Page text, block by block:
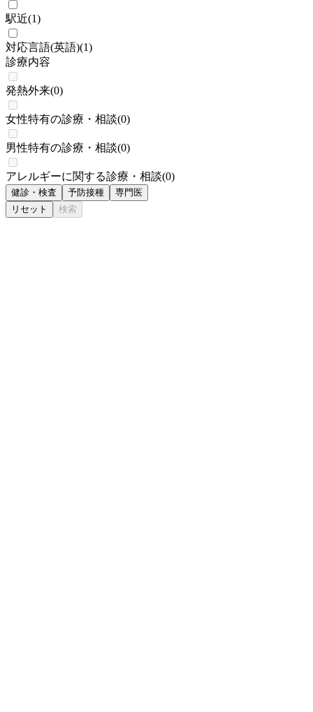
駅近(1)
対応言語(英語)(1)
診療内容
発熱外来(0)
女性特有の診療・相談(0)
男性特有の診療・相談(0)
アレルギーに関する診療・相談(0)
健診・検査 予防接種
専門医
リセット
検索